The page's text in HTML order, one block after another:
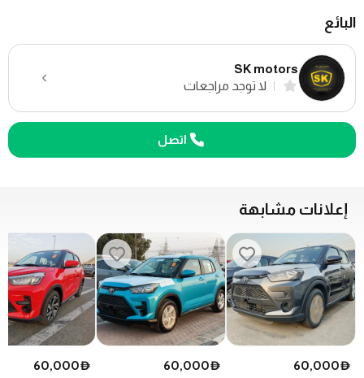
البائع
SK motors
لا توجد مراجعات
اتصل
إعلانات مشابهة
D
60,000
D
60,000
D
60,000